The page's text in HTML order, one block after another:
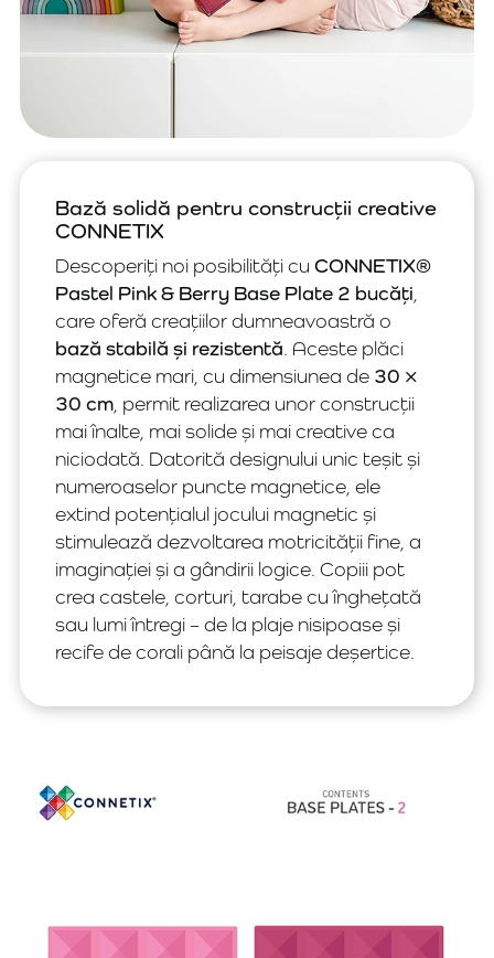
Bază solidă pentru construcții creative
CONNETIX
Descoperiți noi posibilități cu CONNETIX®
Pastel Pink & Berry Base Plate 2 bucăți
care oferă creațiilor dumneavoastră o
bază stabilă și rezistentă. Aceste plăci
magnetice mari, cu dimensiunea de 30 ×
30 cm , permit realizarea unor construcții
mai înalte, mai solide și mai creative ca
niciodată. Datorită designului unic teșit și
numeroaselor puncte magnetice, ele
extind potențialul jocului magnetic și
stimulează dezvoltarea motricității fine, a
imaginației și a gândirii logice. Copiii pot
crea castele, corturi, tarabe cu înghețată
sau lumi întregi – de la plaje nisipoase și
recife de corali până la peisaje deșertice.